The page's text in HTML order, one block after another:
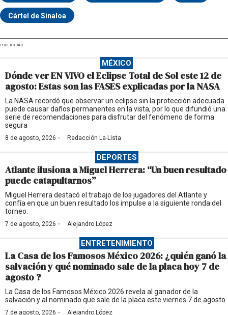
Cártel de Sinaloa
PUBLICIDAD
MÉXICO
Dónde ver EN VIVO el Eclipse Total de Sol este 12 de
agosto: Estas son las FASES explicadas por la NASA
La NASA recordó que observar un eclipse sin la protección adecuada
puede causar daños permanentes en la vista, por lo que difundió una
serie de recomendaciones para disfrutar del fenómeno de forma
segura
8 de agosto, 2026 · Redacción La-Lista
DEPORTES
Atlante ilusiona a Miguel Herrera: “Un buen resultado
puede catapultarnos”
Miguel Herrera destacó el trabajo de los jugadores del Atlante y
confía en que un buen resultado los impulse a la siguiente ronda del
torneo.
7 de agosto, 2026 · Alejandro López
ENTRETENIMIENTO
La Casa de los Famosos México 2026: ¿quién ganó la
salvación y qué nominado sale de la placa hoy 7 de
agosto ?
La Casa de los Famosos México 2026 revela al ganador de la
salvación y al nominado que sale de la placa este viernes 7 de agosto.
7 de agosto, 2026 · Alejandro López